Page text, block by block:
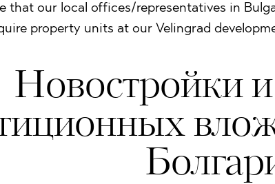
that our local offices/representatives in
property units at our Velingrad
Новостройки